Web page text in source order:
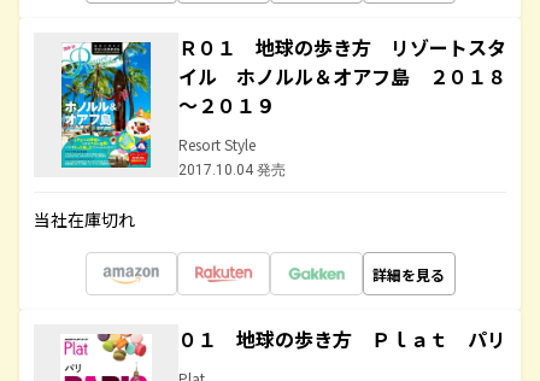
Ｒ０１ 地球の歩き方 リゾートスタ
イル ホノルル＆オアフ島 ２０１８
～２０１９
Resort Style
2017.10.04 発売
当社在庫切れ
詳細を見る
０１ 地球の歩き方 Ｐｌａｔ パリ